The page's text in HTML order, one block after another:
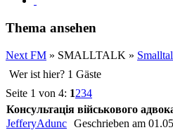
Thema ansehen
Next FM » SMALLTALK »
Wer ist hier? 1 Gäste
Seite 1 von 4: 1234
Консультація військового
JefferyAdunc Geschrieben am